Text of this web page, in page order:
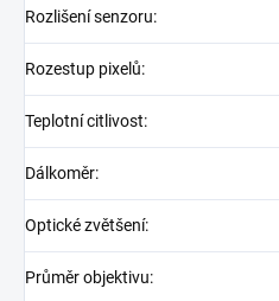
Rozlišení senzoru:
Rozestup pixelů:
Teplotní citlivost:
Dálkoměr:
Optické zvětšení:
Průměr objektivu: